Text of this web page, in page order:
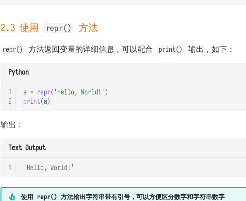
2.3 使用 repr() 方法
repr() 方法返回变量的详细信息，可以配合 print() 输出，如下：
Python
1
2
a = repr( 'Hello, World!' )
print(a)
输出：
Text Output
1 'Hello, World!'
使用 repr() 方法输出字符串带有引号，可以方便区分数字和字符串数字